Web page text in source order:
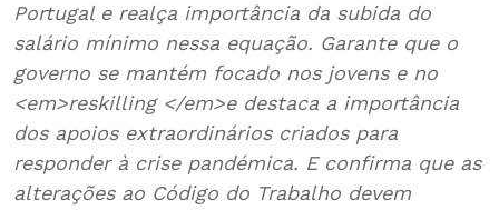
Portugal e realça importância da subida do
salário mínimo nessa equação. Garante que o
governo se mantém focado nos jovens e no
<em>reskilling </em>e destaca a importância
dos apoios extraordinários criados para
responder à crise pandémica. E confirma que as
alterações ao Código do Trabalho devem